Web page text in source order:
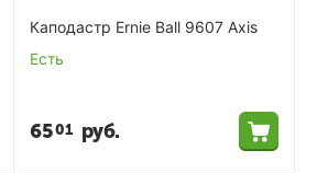
Каподастр Ernie Ball 9607 Axis
Есть
6501 руб.